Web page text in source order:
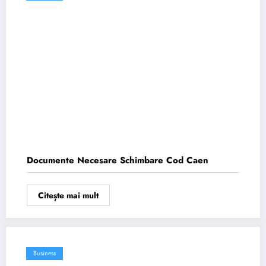
Documente Necesare Schimbare Cod Caen
Citește mai mult
Business